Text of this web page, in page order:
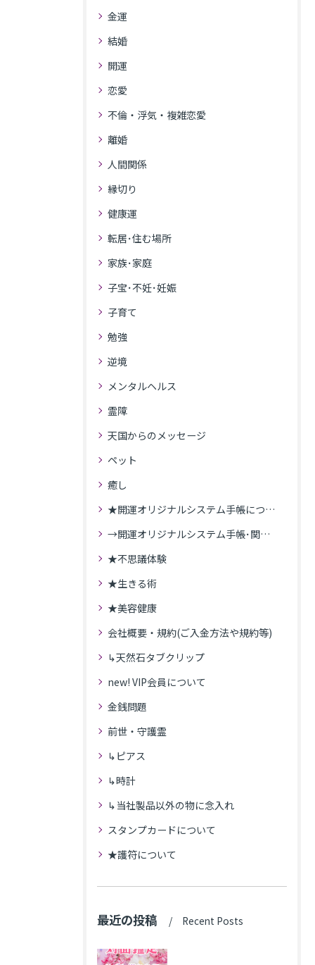
金運
結婚
開運
恋愛
不倫・浮気・複雑恋愛
離婚
人間関係
縁切り
健康運
転居･住む場所
家族･家庭
子宝･不妊･妊娠
子育て
勉強
逆境
メンタルヘルス
霊障
天国からのメッセージ
ペット
癒し
★開運オリジナルシステム手帳について
→開運オリジナルシステム手帳･関連記事
★不思議体験
★生きる術
★美容健康
会社概要・規約(ご入金方法や規約等)
↳天然石タブクリップ
new! VIP会員について
金銭問題
前世・守護霊
↳ピアス
↳時計
↳当社製品以外の物に念入れ
スタンプカードについて
★護符について
最近の投稿 Recent Posts